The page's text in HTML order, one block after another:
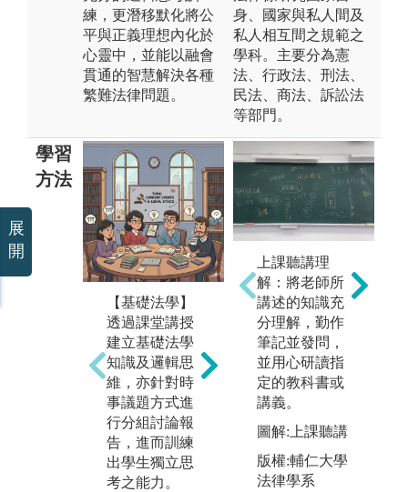
練，更潛移默化將公
平與正義理想內化於
心靈中，並能以融會
貫通的智慧解決各種
繁難法律問題。
身、國家與私人間及
私人相互間之規範之
學科。主要分為憲
法、行政法、刑法、
民法、商法、訴訟法
等部門。
學習
方法
【基礎法學】
透過課堂講授
建立基礎法學
知識及邏輯思
維，亦針對時
事議題方式進
行分組討論報
告，進而訓練
出學生獨立思
考之能力。
【實例研習課
程】憲法實例
研習、行政法
實例研習、犯
罪學與修復式
司法、刑法實
例研習、刑事
訴訟法實例研
習、身分法實
例研習、民事
上課聽講理
解：將老師所
講述的知識充
分理解，勤作
筆記並發問，
並用心研讀指
定的教科書或
講義。
圖解:上課聽講
版權:輔仁大學
法律學系
展
開